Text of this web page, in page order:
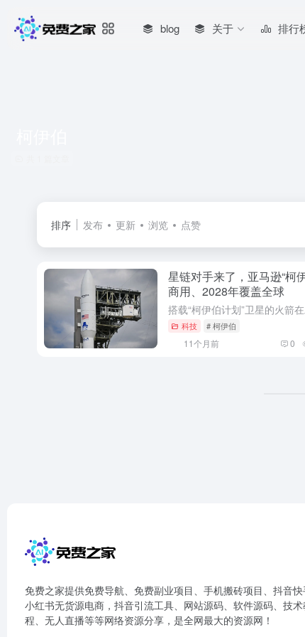
blog 关于 排行
排序 发布 更新 浏览 点赞
星链对手来了，亚马逊“柯
商用、2028年覆盖全球
科技 # 柯伊伯
11个月前 0
免费之家提供免费导航、免费副业项目、手机搬砖项目、抖音
小红书无货源电商，抖音引流工具、网站源码、软件源码、技术
程、无人直播等等网络资源分享，是全网最大的资源网！